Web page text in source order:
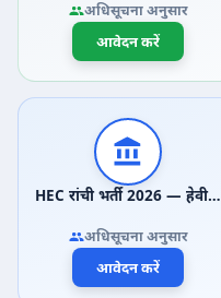
अधिसूचना अनुसार
आवेदन करें
HEC रांची भर्ती 2026 — हेवी…
अधिसूचना अनुसार
आवेदन करें